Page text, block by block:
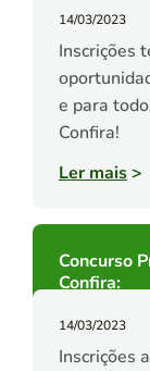
14/03/2023
Inscrições
e para
Confira!
Ler mais>
Concurso
Confira:
14/03/2023
Inscrições